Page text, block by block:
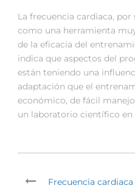
La frecuencia cardiaca,
como una herramienta
de la eficacia del
indica que aspectos del
están teniendo una
adaptación que el
económico, de fácil
un laboratorio científico en
Frecuencia